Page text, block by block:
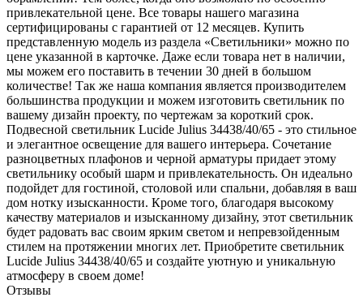
привлекательной цене. Все товары нашего магазина
сертифицированы с гарантией от 12 месяцев. Купить
представленную модель из раздела «Светильники» можно по
цене указанной в карточке. Даже если товара нет в наличии,
мы можем его поставить в течении 30 дней в большом
количестве! Так же наша компания является производителем
большинства продукции и можем изготовить светильник по
вашему дизайн проекту, по чертежам за короткий срок.
Подвесной светильник Lucide Julius 34438/40/65 - это стильное
и элегантное освещение для вашего интерьера. Сочетание
разноцветных плафонов и черной арматуры придает этому
светильнику особый шарм и привлекательность. Он идеально
подойдет для гостиной, столовой или спальни, добавляя в ваш
дом нотку изысканности. Кроме того, благодаря высокому
качеству материалов и изысканному дизайну, этот светильник
будет радовать вас своим ярким светом и непревзойденным
стилем на протяжении многих лет. Приобретите светильник
Lucide Julius 34438/40/65 и создайте уютную и уникальную
атмосферу в своем доме!
Отзывы